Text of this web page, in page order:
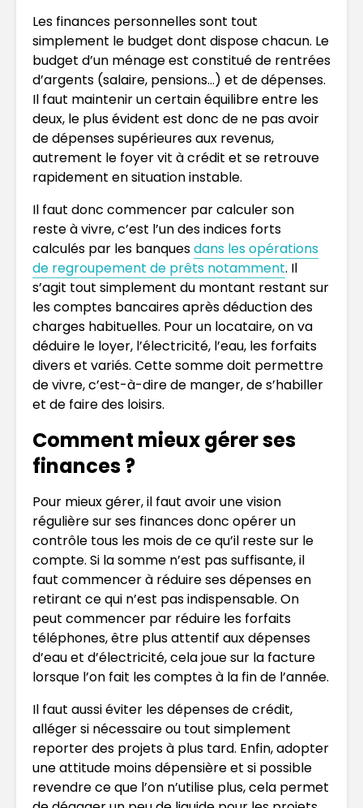
Les finances personnelles sont tout
simplement le budget dont dispose chacun. Le
budget d’un ménage est constitué de rentrées
d’argents (salaire, pensions…) et de dépenses.
Il faut maintenir un certain équilibre entre les
deux, le plus évident est donc de ne pas avoir
de dépenses supérieures aux revenus,
autrement le foyer vit à crédit et se retrouve
rapidement en situation instable.
Il faut donc commencer par calculer son
reste à vivre, c’est l’un des indices forts
calculés par les banquesdans les opérations
de regroupement de prêts notamment. Il
s’agit tout simplement du montant restant sur
les comptes bancaires après déduction des
charges habituelles. Pour un locataire, on va
déduire le loyer, l’électricité, l’eau, les forfaits
divers et variés. Cette somme doit permettre
de vivre, c’est-à-dire de manger, de s’habiller
et de faire des loisirs.
Comment mieux gérer ses
finances ?
Pour mieux gérer, il faut avoir une vision
régulière sur ses finances donc opérer un
contrôle tous les mois de ce qu’il reste sur le
compte. Si la somme n’est pas suffisante, il
faut commencer à réduire ses dépenses en
retirant ce qui n’est pas indispensable. On
peut commencer par réduire les forfaits
téléphones, être plus attentif aux dépenses
d’eau et d’électricité, cela joue sur la facture
lorsque l’on fait les comptes à la fin de l’année.
Il faut aussi éviter les dépenses de crédit,
alléger si nécessaire ou tout simplement
reporter des projets à plus tard. Enfin, adopter
une attitude moins dépensière et si possible
revendre ce que l’on n’utilise plus, cela permet